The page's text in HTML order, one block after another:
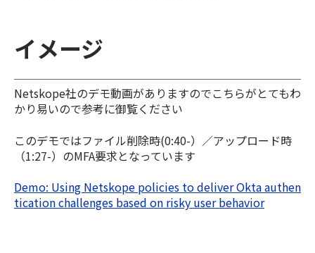
イメージ
Netskope社のデモ動画がありますのでこちらがとてもわ
かり易いので参考に御覧ください
このデモではファイル削除時(0:40-）／アップロード時
（1:27-）のMFA要求となっています
Demo: Using Netskope policies to deliver Okta authen
tication challenges based on risky user behavior